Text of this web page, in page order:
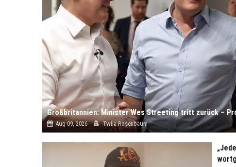
Aug 09, 2026 Twila Rosenbaum